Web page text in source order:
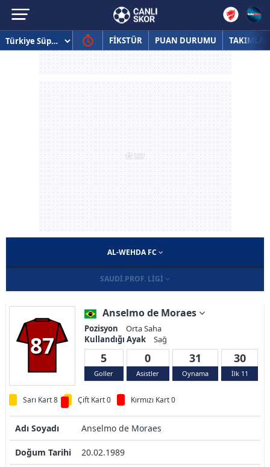
FİKSTÜR PUAN DURUMU TAKIMLAR
AL-WEHDA FC
SAUDI.PROF. LIGI
87
Anselmo de Moraes
Pozisyon
Orta Saha
Kullandığı Ayak
Sağ
5
Goller
0
Asistler
31
Oynama
30
İlk 11
Sarı Kart 8 Çift Kart 0 Kırmızı Kart 0
Adı Soyadı Anselmo de Moraes
Doğum Tarihi 20.02.1989